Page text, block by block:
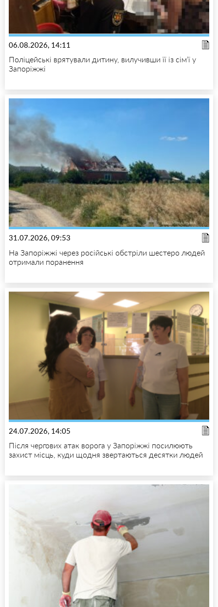
06.08.2026, 14:11
Поліцейські врятували дитину, вилучивши її із сім’ї у
Запоріжжі
31.07.2026, 09:53
На Запоріжжі через російські обстріли шестеро людей
отримали поранення
24.07.2026, 14:05
Після чергових атак ворога у Запоріжжі посилюють
захист місць, куди щодня звертаються десятки людей